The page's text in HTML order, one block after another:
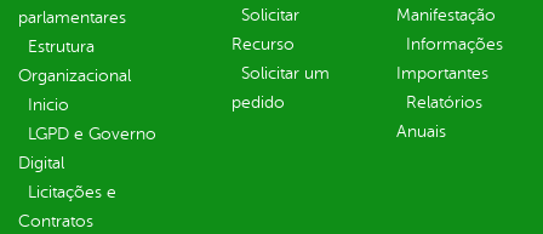
parlamentares
Estrutura
Organizacional
Inicio
LGPD e Governo
Digital
Licitações e
Contratos
Solicitar
Recurso
Solicitar um
pedido
Manifestação
Informações
Importantes
Relatórios
Anuais